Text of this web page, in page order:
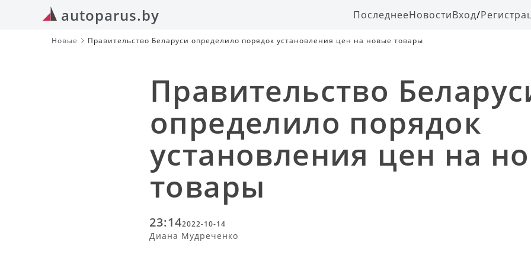
autoparus.by ПоследнееНовостиВход/
Новые Правительство Беларуси определило порядок установления цен на новые товары
Правительство
определило порядок
установления цен на
товары
23:142022-10-14
Диана Мудреченко